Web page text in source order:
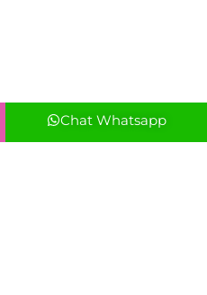
Chat Whatsapp